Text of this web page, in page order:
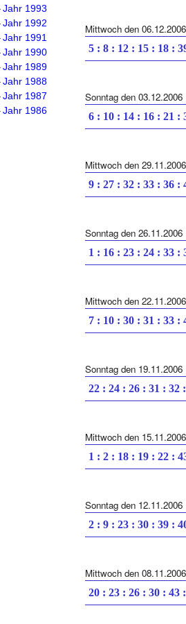
Jahr 1993
Jahr 1992
Jahr 1991
Jahr 1990
Jahr 1989
Jahr 1988
Jahr 1987
Jahr 1986
Mittwoch den 06.12.2006
5 : 8 : 12 : 15 : 18 :
Sonntag den 03.12.2006
6 : 10 : 14 : 16 : 21 :
Mittwoch den 29.11.2006
9 : 27 : 32 : 33 : 36 :
Sonntag den 26.11.2006
1 : 16 : 23 : 24 : 33 :
Mittwoch den 22.11.2006
7 : 10 : 30 : 31 : 33 :
Sonntag den 19.11.2006
22 : 24 : 26 : 31 : 32
Mittwoch den 15.11.2006
1 : 2 : 18 : 19 : 22 :
Sonntag den 12.11.2006
2 : 9 : 23 : 30 : 39 :
Mittwoch den 08.11.2006
20 : 23 : 26 : 30 : 43